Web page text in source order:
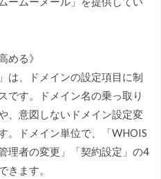
める》
は、ドメインの設定項目に制
です。ドメイン名の乗っ取り
、意図しないドメイン設定変
。ドメイン単位で、「WHOIS
理者の変更」「契約設定」の4
きます。